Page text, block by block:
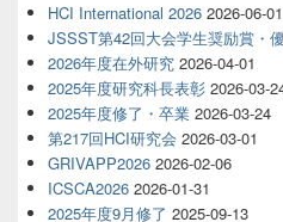
HCI International 2026 2026-06-01
JSSST第42回大会学生奨励賞・
2026年度在外研究 2026-04-01
2025年度研究科長表彰 2026-03-
2025年度修了・卒業 2026-03-24
第217回HCI研究会 2026-03-01
GRIVAPP2026 2026-02-06
ICSCA2026 2026-01-31
2025年度9月修了 2025-09-13